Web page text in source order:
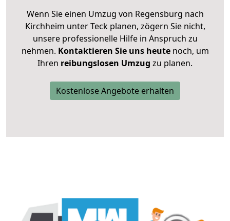
Wenn Sie einen Umzug von Regensburg nach
Kirchheim unter Teck planen, zögern Sie nicht,
unsere professionelle Hilfe in Anspruch zu
nehmen. Kontaktieren Sie uns heutenoch, um
Ihren reibungslosen Umzug zu planen.
Kostenlose Angebote erhalten